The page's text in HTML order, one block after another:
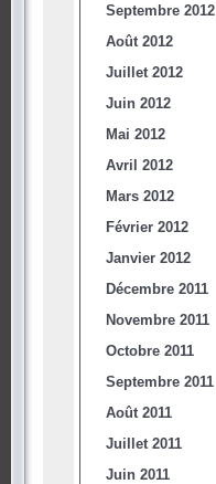
Septembre 2012
Août 2012
Juillet 2012
Juin 2012
Mai 2012
Avril 2012
Mars 2012
Février 2012
Janvier 2012
Décembre 2011
Novembre 2011
Octobre 2011
Septembre 2011
Août 2011
Juillet 2011
Juin 2011